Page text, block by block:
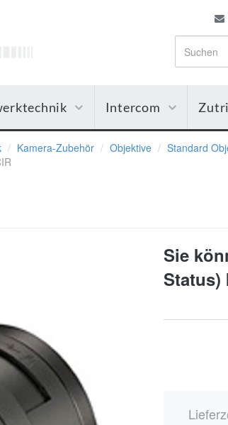
Intercom
Kamera-Zubehör Objektive Standard
Sie
Status)